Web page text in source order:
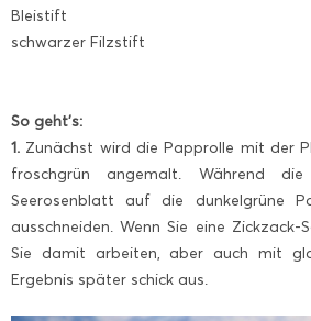
Bleistift
schwarzer Filzstift
So geht’s:
1. Zunächst wird die Papprolle mit der
froschgrün angemalt. Während
Seerosenblatt auf die dunkelgrüne
ausschneiden. Wenn Sie eine Zickzack-
Sie damit arbeiten, aber auch mit
Ergebnis später schick aus.